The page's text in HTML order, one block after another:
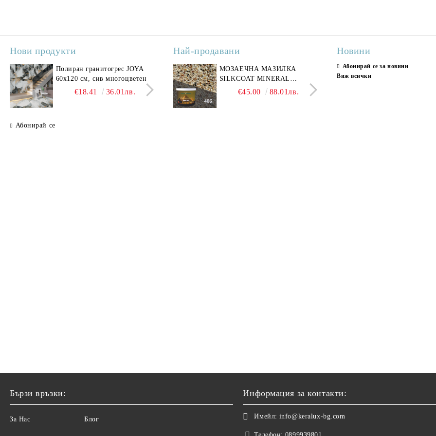
Нови продукти
Полиран гранитогрес JOYA
60x120 см, сив многоцветен
€18.41 36.01лв.
Полиран гранитогрес
SAVONA GREY 60x120 см,
светло сив мрамор
€22.50 44.01лв.
Гранитогрес LESY GREY
GOLD 60х120см, тип
Абонирай се
Най-продавани
МОЗАЕЧНА МАЗИЛКА
SILKCOAT MINERAL
PLASTER STONE, СИТЕН
€45.00 88.01лв.
СТЕННИ ПЛОЧКИ
30X90CM, ГЛАНЦ
Новини
Абонирай се за новини
Виж всички
Бързи връзки:
За Нас Блог
Информация за контакти:
Имейл: info@keralux-bg.com